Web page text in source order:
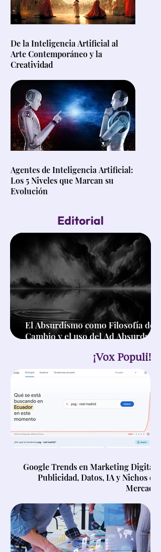
De la Inteligencia Artificial al
Arte Contemporáneo y la
Creatividad
Agentes de Inteligencia Artificial:
Los 5 Niveles que Marcan su
Evolución
Editorial
El Absurdísmo como Filosofía de
Cambio y el uso del Ad Absurdum
¡Vox Populi!
Google Trends en Marketing Digital,
Publicidad, Datos, IA y Nichos de
Mercado